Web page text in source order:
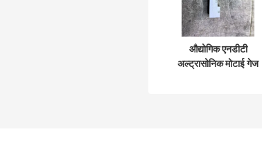
औद्योगिक एनडीटी
अल्ट्रासोनिक मोटाई गेज